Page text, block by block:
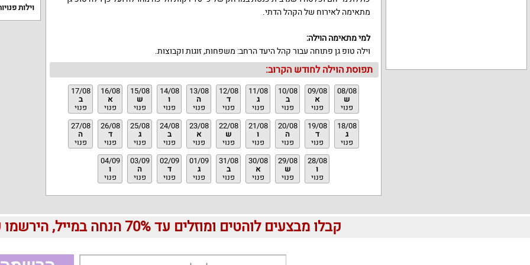
מתאימה לאירוח של הקהל הדתי.
למי מתאימה הוילה:
וילה טופ גן פתוחה עבור קהל היעד הרחב: משפחות, זוגות וקבוצות.
תפוסת הוילה לחודש הקרוב:
08/08
ש
פנוי
09/08
א
פנוי
10/08
ב
פנוי
11/08
ג
פנוי
12/08
ד
פנוי
13/08
ה
פנוי
14/08
ו
פנוי
15/08
ש
פנוי
16/08
א
פנוי
17/08
ב
פנוי
18/08
ג
פנוי
19/08
ד
פנוי
20/08
ה
פנוי
21/08
ו
פנוי
22/08
ש
פנוי
23/08
א
פנוי
24/08
ב
פנוי
25/08
ג
פנוי
26/08
ד
פנוי
27/08
ה
פנוי
28/08
ו
פנוי
29/08
ש
פנוי
30/08
א
פנוי
31/08
ב
פנוי
01/09
ג
פנוי
02/09
ד
פנוי
03/09
ה
פנוי
04/09
ו
פנוי
וילות
קבלו מבצעים לוהטים ומוזלים עד 70% הנחה במייל, הירשמו עכשיו בחינם: